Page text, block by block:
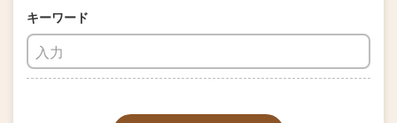
キーワード